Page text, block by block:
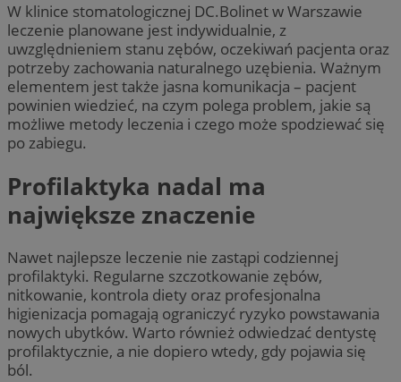
W klinice stomatologicznej DC.Bolinet w Warszawie
leczenie planowane jest indywidualnie, z
uwzględnieniem stanu zębów, oczekiwań pacjenta oraz
potrzeby zachowania naturalnego uzębienia. Ważnym
elementem jest także jasna komunikacja – pacjent
powinien wiedzieć, na czym polega problem, jakie są
możliwe metody leczenia i czego może spodziewać się
po zabiegu.
Profilaktyka nadal ma
największe znaczenie
Nawet najlepsze leczenie nie zastąpi codziennej
profilaktyki. Regularne szczotkowanie zębów,
nitkowanie, kontrola diety oraz profesjonalna
higienizacja pomagają ograniczyć ryzyko powstawania
nowych ubytków. Warto również odwiedzać dentystę
profilaktycznie, a nie dopiero wtedy, gdy pojawia się
ból.